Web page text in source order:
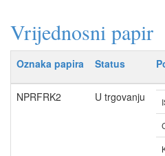
Vrijednosni papir
Oznaka papira Status
NPRFRK2 U trgovanju